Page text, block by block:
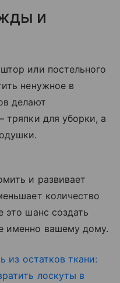
и
или постельного
ненужное в
делают
тряпки для уборки, а
и развивает
количество
это шанс создать
именно вашему дому.
из остатков ткани:
лоскуты в